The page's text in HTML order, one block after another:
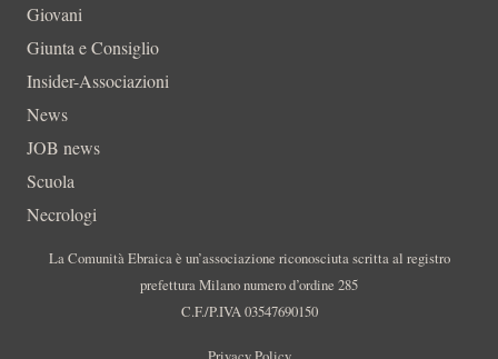
Giovani
Giunta e Consiglio
Insider-Associazioni
News
JOB news
Scuola
Necrologi
La Comunità Ebraica è un’associazione riconosciuta scritta al registro
prefettura Milano numero d’ordine 285
C.F./P.IVA 03547690150